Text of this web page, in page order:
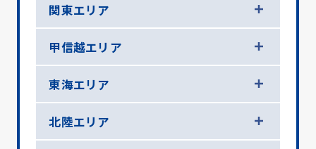
関東エリア
甲信越エリア
東海エリア
北陸エリア